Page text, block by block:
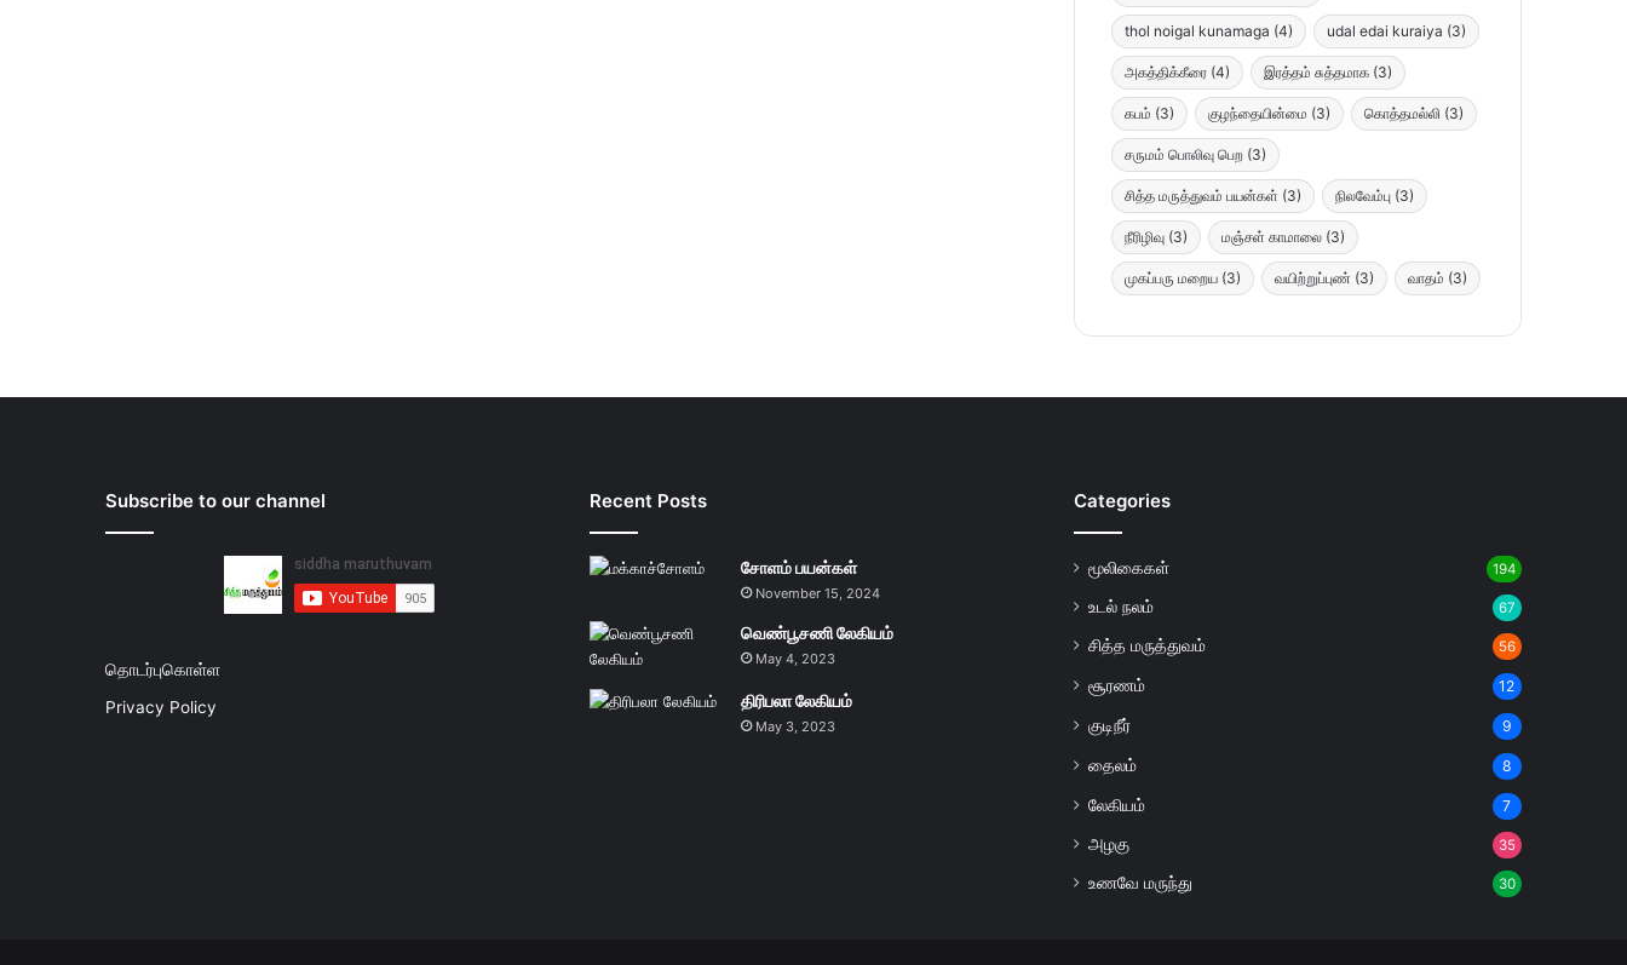
thol noigal kunamaga (4) udal edai kuraiya (3)
அகத்திக்கீரை (4) இரத்தம் சுத்தமாக (3)
கபம் (3) குழந்தையின்மை (3) கொத்தமல்லி (3)
சருமம் பொலிவு பெற (3)
சித்த மருத்துவம் பயன்கள் (3) நிலவேம்பு (3)
நீரிழிவு (3) மஞ்சள் காமாலை (3)
முகப்பரு மறைய (3) வயிற்றுப்புண் (3) வாதம் (3)
Subscribe to our channel
தொடர்புகொள்ள
Privacy Policy
Recent Posts
சோளம் பயன்கள்
November 15, 2024
வெண்பூசணி லேகியம்
May 4, 2023
திரிபலா லேகியம்
May 3, 2023
Categories
மூலிகைகள் 194
உடல் நலம் 67
சித்த மருத்துவம் 56
சூரணம் 12
குடிநீர் 9
தைலம் 8
லேகியம் 7
அழகு 35
உணவே மருந்து 30